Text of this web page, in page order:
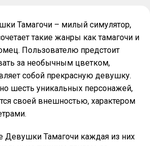
Тамагочи – милый симулятор,
такие жанры как тамагочи и
Пользователю предстоит
за необычным цветком,
собой прекрасную девушку.
шесть уникальных персонажей,
своей внешностью, характером
Девушки Тамагочи каждая из них